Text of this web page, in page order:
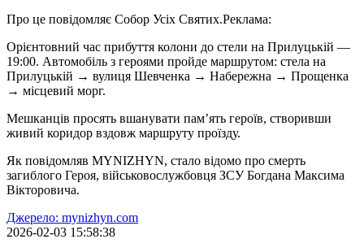
Про це повідомляє Собор Усіх Святих.Реклама:
Орієнтовний час прибуття колони до стели на Прилуцькій —
19:00. Автомобіль з героями пройде маршрутом: стела на
Прилуцькій → вулиця Шевченка → Набережна → Прощенка
→ місцевий морг.
Мешканців просять вшанувати пам’ять героїв, створивши
живий коридор вздовж маршруту проїзду.
Як повідомляв MYNIZHYN, стало відомо про смерть
загиблого Героя, військовослужбовця ЗСУ Богдана Максима
Вікторовича.
Джерело: mynizhyn.com
2026-02-03 15:58:38